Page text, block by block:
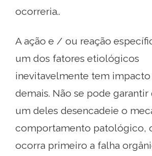
ocorreria..
A ação e / ou reação
um dos fatores etiológicos
inevitavelmente tem impacto
demais. Não se pode garantir
um deles desencadeie o
comportamento patológico,
ocorra primeiro a falha